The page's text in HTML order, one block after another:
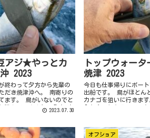
アジ★やっとカ
2023
終わって夕方から先輩の
だき焼津沖へ。 南寄りの
ます。 鳥がいないのでと
遊んでいきましょう♪ 少
たけど魚が小さいのでフ
2023.07.30
トップウォー
焼津 2023
今日も仕事帰りにボー
出船です。 鳥がほとん
カナゴを狙いに行きま
入れ食いになるので、
ンシルを持ってきまし
オフショア